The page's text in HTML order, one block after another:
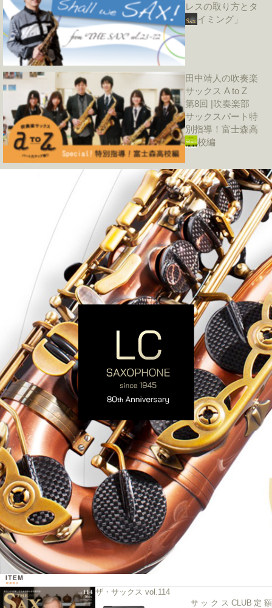
レスの取り方とタ
イミング」
田中靖人の吹奏楽
サックス A to Z
第8回 |吹奏楽部
サックスパート特
別指導！富士森高
校編
ザ・サックス vol.114
サックスCLUB定額